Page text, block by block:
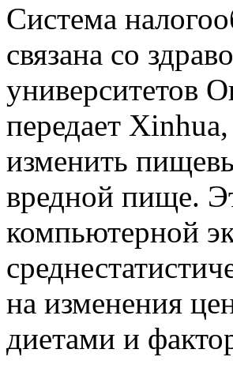
Система
связана со
университетов
передает
изменить
вредной пище.
компьютерной
на изменения
диетами и